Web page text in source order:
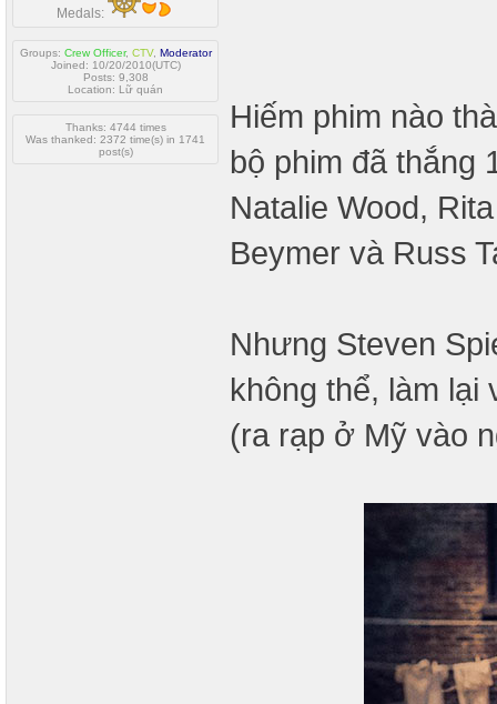
Medals:
Groups: Crew Officer, CTV, Moderator
Joined: 10/20/2010(UTC)
Posts: 9,308
Location: Lữ quán
Thanks: 4744 times
Was thanked: 2372 time(s) in 1741
post(s)
Hiếm phim nào
bộ phim đã thắng
Natalie Wood,
Beymer và Russ
Nhưng Steven
không thể, làm lại
(ra rạp ở Mỹ vào